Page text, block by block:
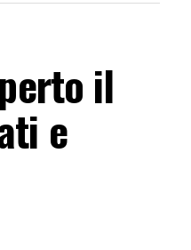
il
e